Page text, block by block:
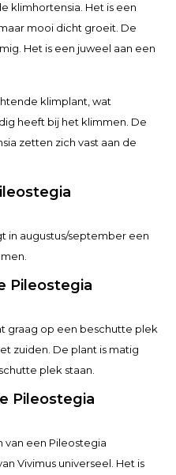
klimhortensia. Het is een
mooi dicht groeit. De
Het is een juweel aan een
klimplant, wat
heeft bij het klimmen. De
zetten zich vast aan de
in augustus/september een
Pileostegia
graag op een beschutte plek
zuiden. De plant is matig
plek staan.
Pileostegia
van een Pileostegia
Vivimus universeel. Het is